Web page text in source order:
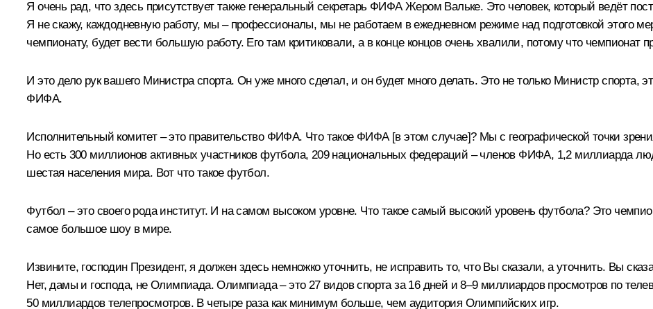
Я очень рад, что здесь присутствует также генеральный секретарь ФИФА Жером Вальке. Это человек, который ведёт
Я не скажу, каждодневную работу, мы – профессионалы, мы не работаем в ежедневном режиме над подготовкой этого
чемпионату, будет вести большую работу. Его там критиковали, а в конце концов очень хвалили, потому что чемпионат
И это дело рук вашего Министра спорта. Он уже много сделал, и он будет много делать. Это не только Министр спорта,
ФИФА.
Исполнительный комитет – это правительство ФИФА. Что такое ФИФА [в этом случае]? Мы с географической точки
Но есть 300 миллионов активных участников футбола, 209 национальных федераций – членов ФИФА, 1,2 миллиарда
шестая населения мира. Вот что такое футбол.
Футбол – это своего рода институт. И на самом высоком уровне. Что такое самый высокий уровень футбола? Это
самое большое шоу в мире.
Извините, господин Президент, я должен здесь немножко уточнить, не исправить то, что Вы сказали, а уточнить. Вы
Нет, дамы и господа, не Олимпиада. Олимпиада – это 27 видов спорта за 16 дней и 8–9 миллиардов просмотров по
50 миллиардов телепросмотров. В четыре раза как минимум больше, чем аудитория Олимпийских игр.